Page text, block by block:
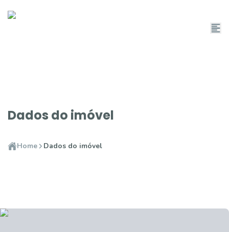
Dados do imóvel
Home Dados do imóvel